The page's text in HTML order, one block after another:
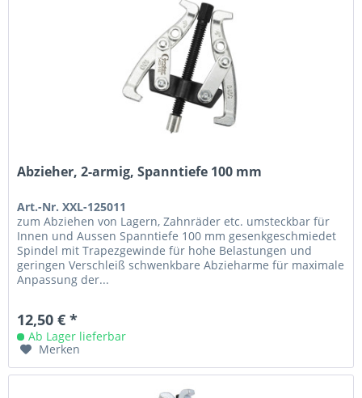
Abzieher, 2-armig, Spanntiefe 100 mm
Art.-Nr. XXL-125011
zum Abziehen von Lagern, Zahnräder etc. umsteckbar für
Innen und Aussen Spanntiefe 100 mm gesenkgeschmiedet
Spindel mit Trapezgewinde für hohe Belastungen und
geringen Verschleiß schwenkbare Abzieharme für maximale
Anpassung der...
12,50 € *
Ab Lager lieferbar
Merken